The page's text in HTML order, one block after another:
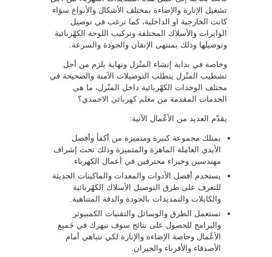
تشغيل الإنارة والإضاءة بمختلف الأشكال والأنواع سوَاء
كانت الخارجية او الداخلية، كما ترغب في توصيل
الوايرات والأسلاك المختلفة وتركيب اللوحة الكهْربائية
وتوصيلها وذلك بمنتهى الإتقان والجودة والسرعة.
وخاصة في بداية إنشاء المنْزل ونهاية يلزم من أجل
تشطيب المنْزل يتطلب التوصيلات الآمنة والصحيحة في
مختلف الوحدات الكهْربائية داخل المنْزل، ما هي
الخدمات المقدمة من معلم كهربائي الاحمدي؟
يقدّم العديد من الأعْمال الآتية:
يمتلك مجموعة كبيرة ومتميزة من أكفأ وأفضل
الأيدي العاملة الماهرة والمتميزة وذلك تحت إشراف
مهندسين وخبراء محترفين في أعمال الكهرباء.
يستخدم أفضل الأدوات والمعدات والماكينات الحديثة
للتعرف على طرق التوصيل الأسلاك الكهْربائية
والكابلات والتمديدات بالجودة والدقة المتناهية.
تستعمل الطرق والوسائل والتقنيات الكمبيوتر
والبرامج للحصول على نتائج سوف تبهرك في جَميع
الأعْمال وخاصة الإضاءة والإنارة لكي تتباهي أمام
الأصدقاء والأقرباء والجيران.